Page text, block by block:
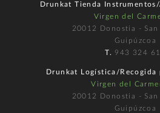
Drunkat Tienda
Virgen del
20012 Donostia - San
Guipúzcoa
T. 943 324
Drunkat Logística/Recogida
Virgen del
20012 Donostia - San
Guipúzcoa